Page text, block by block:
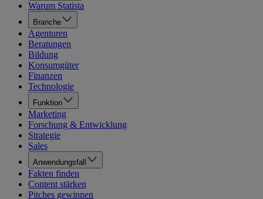
Warum Statista
Branche
Agenturen
Beratungen
Bildung
Konsumgüter
Finanzen
Technologie
Funktion
Marketing
Forschung & Entwicklung
Strategie
Sales
Anwendungsfall
Fakten finden
Content stärken
Pitches gewinnen